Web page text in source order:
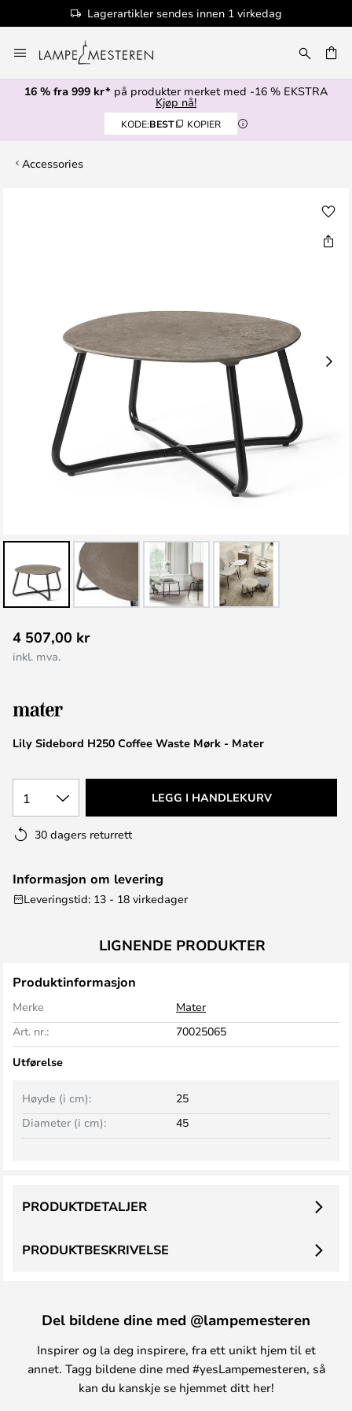
Lagerartikler sendes innen 1 virkedag
til
innhold
16 % fra 999 kr* på produkter merket med -16 % EKSTRA
Kjøp nå!
KODE:BEST KOPIER
Accessories
til
begynnelsen
bildegalleri
Lily Sidebord H250 Coffee Waste Mørk - Mater
4 507,00 kr
inkl. mva.
1 LEGG I HANDLEKURV
30 dagers returrett
Informasjon om levering
Leveringstid: 13 - 18 virkedager
LIGNENDE PRODUKTER
Produktinformasjon
Merke
Mater
Art. nr.:
70025065
Utførelse
Høyde (i cm):
25
Diameter (i cm):
45
PRODUKTBESKRIVELSE
PRODUKTDETALJER
Del bildene dine med @lampemesteren
Inspirer og la deg inspirere, fra ett unikt hjem til et
annet. Tagg bildene dine med #yesLampemesteren, så
kan du kanskje se hjemmet ditt her!